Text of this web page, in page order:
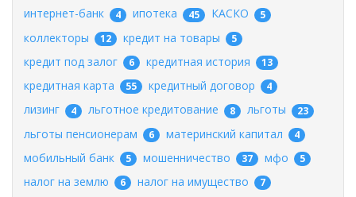
интернет-банк 4 ипотека 45 КАСКО 5
коллекторы 12 кредит на товары 5
кредит под залог 6 кредитная история 13
кредитная карта 55 кредитный договор 4
лизинг 4 льготное кредитование 8 льготы 23
льготы пенсионерам 6 материнский капитал 4
мобильный банк 5 мошенничество 37 мфо 5
налог на землю 6 налог на имущество 7